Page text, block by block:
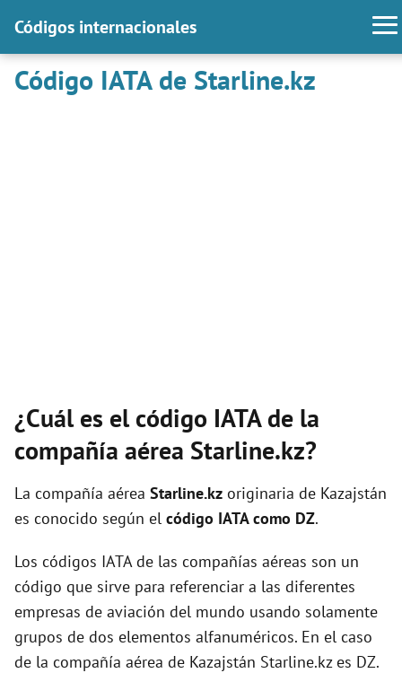
Códigos internacionales
Código IATA de Starline.kz
¿Cuál es el código IATA de la
compañía aérea Starline.kz?
La compañía aérea Starline.kz originaria de Kazajstán
es conocido según el código IATA como DZ.
Los códigos IATA de las compañías aéreas son un
código que sirve para referenciar a las diferentes
empresas de aviación del mundo usando solamente
grupos de dos elementos alfanuméricos. En el caso
de la compañía aérea de Kazajstán Starline.kz es DZ.